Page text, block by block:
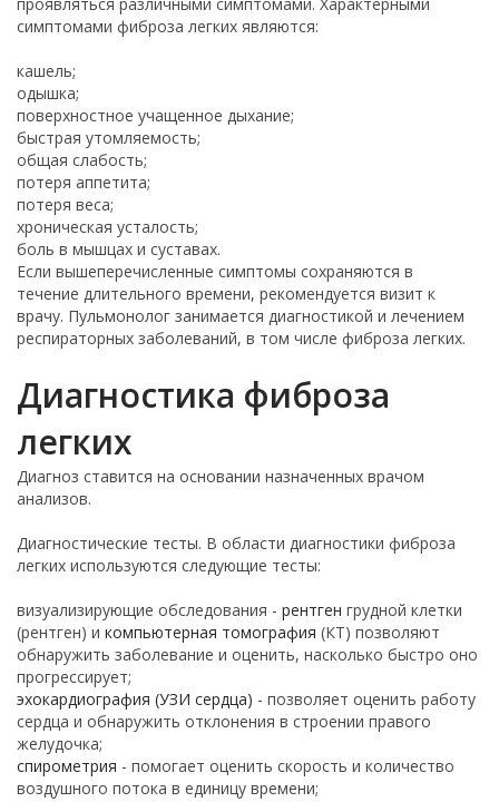
симптомами фиброза легких являются:
кашель;
одышка;
поверхностное учащенное дыхание;
быстрая утомляемость;
общая слабость;
потеря аппетита;
потеря веса;
хроническая усталость;
боль в мышцах и суставах.
Если вышеперечисленные симптомы сохраняются в
течение длительного времени, рекомендуется визит к
врачу. Пульмонолог занимается диагностикой и лечением
респираторных заболеваний, в том числе фиброза легких.
Диагностика фиброза
легких
Диагноз ставится на основании назначенных врачом
анализов.
Диагностические тесты. В области диагностики фиброза
легких используются следующие тесты:
визуализирующие обследования - рентген грудной клетки
(рентген) и компьютерная томография (КТ) позволяют
обнаружить заболевание и оценить, насколько быстро оно
прогрессирует;
эхокардиография (УЗИ сердца) - позволяет оценить работу
сердца и обнаружить отклонения в строении правого
желудочка;
спирометрия - помогает оценить скорость и количество
воздушного потока в единицу времени;